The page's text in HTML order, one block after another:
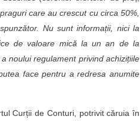
care au crescut cu circa 50%,
Nu sunt informații, nici la
de valoare mică la un an de la
noului regulament privind achizițiile
face pentru a redresa anumite
Curții de Conturi, potrivit căruia în